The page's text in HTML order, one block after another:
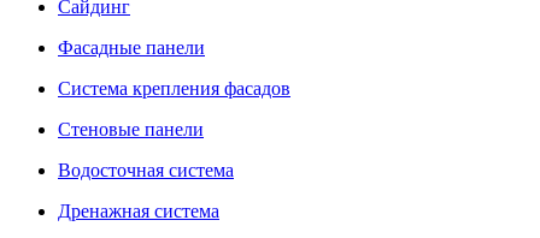
Сайдинг
Фасадные панели
Система крепления фасадов
Стеновые панели
Водосточная система
Дренажная система